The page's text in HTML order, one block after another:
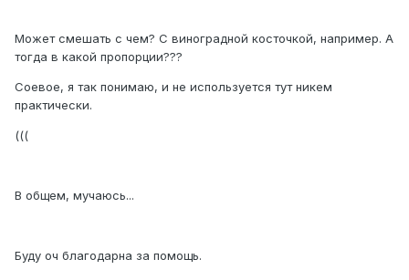
Может смешать с чем? С виноградной косточкой, например. А
тогда в какой пропорции???
Соевое, я так понимаю, и не используется тут никем
практически.
(((
В общем, мучаюсь...
Буду оч благодарна за помощь.